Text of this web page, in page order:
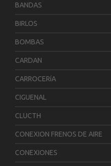
BANDAS
BIRLOS
BOMBAS
CARDAN
CARROCERíA
CIGUENAL
CLUCTH
CONEXION FRENOS DE AIRE
CONEXIONES